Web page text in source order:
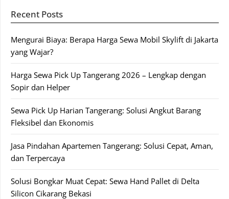
Recent Posts
Mengurai Biaya: Berapa Harga Sewa Mobil Skylift di Jakarta
yang Wajar?
Harga Sewa Pick Up Tangerang 2026 – Lengkap dengan
Sopir dan Helper
Sewa Pick Up Harian Tangerang: Solusi Angkut Barang
Fleksibel dan Ekonomis
Jasa Pindahan Apartemen Tangerang: Solusi Cepat, Aman,
dan Terpercaya
Solusi Bongkar Muat Cepat: Sewa Hand Pallet di Delta
Silicon Cikarang Bekasi